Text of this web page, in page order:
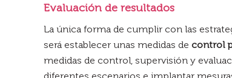
Evaluación de resultados
La única forma de cumplir con las
será establecer unas medidas de control
medidas de control, supervisión y
diferentes escenarios e implantar